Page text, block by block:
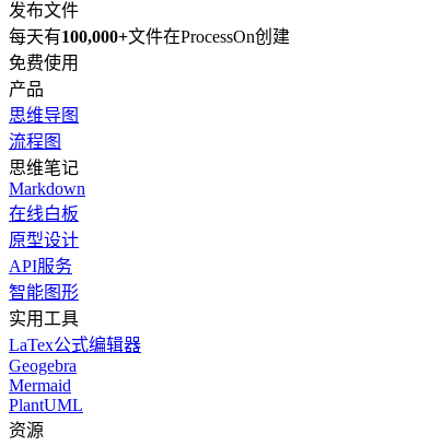
发布文件
每天有100,000+文件在ProcessOn创建
免费使用
产品
思维导图
流程图
思维笔记
Markdown
在线白板
原型设计
API服务
智能图形
实用工具
LaTex公式编辑器
Geogebra
Mermaid
PlantUML
资源